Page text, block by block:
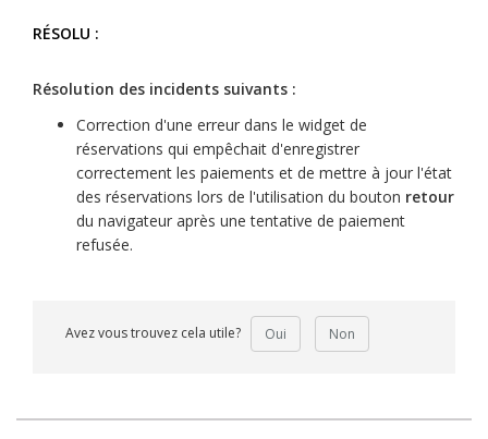
RÉSOLU :
Résolution des incidents suivants :
Correction d'une erreur dans le widget de
réservations qui empêchait d'enregistrer
correctement les paiements et de mettre à jour l'état
des réservations lors de l'utilisation du bouton retour
du navigateur après une tentative de paiement
refusée.
Avez vous trouvez cela utile? Oui Non